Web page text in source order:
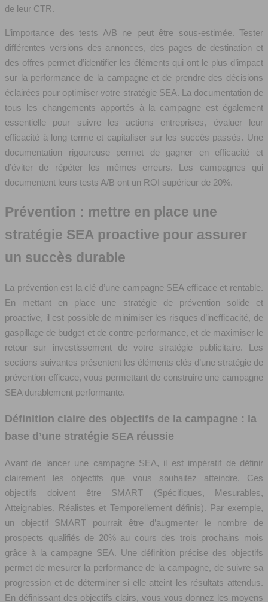
de leur CTR.
L’importance des tests A/B ne peut être sous-estimée. Tester
différentes versions des annonces, des pages de destination et
des offres permet d’identifier les éléments qui ont le plus d’impact
sur la performance de la campagne et de prendre des décisions
éclairées pour optimiser votre stratégie SEA. La documentation de
tous les changements apportés à la campagne est également
essentielle pour suivre les actions entreprises, évaluer leur
efficacité à long terme et capitaliser sur les succès passés. Une
documentation rigoureuse permet de gagner en efficacité et
d’éviter de répéter les mêmes erreurs. Les campagnes qui
documentent leurs tests A/B ont un ROI supérieur de 20%.
Prévention : mettre en place une
stratégie SEA proactive pour assurer
un succès durable
La prévention est la clé d’une campagne SEA efficace et rentable.
En mettant en place une stratégie de prévention solide et
proactive, il est possible de minimiser les risques d’inefficacité, de
gaspillage de budget et de contre-performance, et de maximiser le
retour sur investissement de votre stratégie publicitaire. Les
sections suivantes présentent les éléments clés d’une stratégie de
prévention efficace, vous permettant de construire une campagne
SEA durablement performante.
Définition claire des objectifs de la campagne : la
base d’une stratégie SEA réussie
Avant de lancer une campagne SEA, il est impératif de définir
clairement les objectifs que vous souhaitez atteindre. Ces
objectifs doivent être SMART (Spécifiques, Mesurables,
Atteignables, Réalistes et Temporellement définis). Par exemple,
un objectif SMART pourrait être d’augmenter le nombre de
prospects qualifiés de 20% au cours des trois prochains mois
grâce à la campagne SEA. Une définition précise des objectifs
permet de mesurer la performance de la campagne, de suivre sa
progression et de déterminer si elle atteint les résultats attendus.
En définissant des objectifs clairs, vous vous donnez les moyens